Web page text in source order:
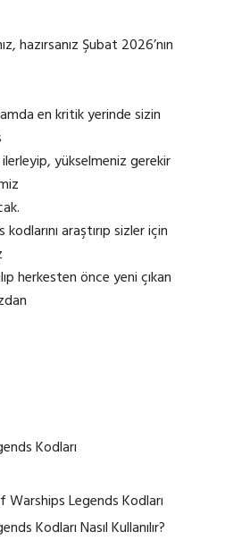
hazırsanız Şubat 2026’nın
en kritik yerinde sizin
yükselmeniz gerekir
araştırıp sizler için
herkesten önce yeni çıkan
Kodları
Legends Kodları
Kodları Nasıl Kullanılır?